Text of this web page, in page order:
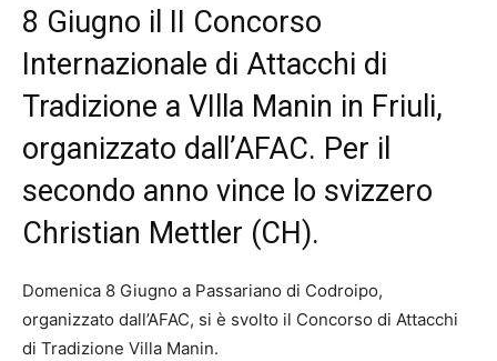
8 Giugno il II Concorso
Internazionale di Attacchi di
Tradizione a VIlla Manin in Friuli,
organizzato dall’AFAC. Per il
secondo anno vince lo svizzero
Christian Mettler (CH).
Domenica 8 Giugno a Passariano di Codroipo,
organizzato dall’AFAC, si è svolto il Concorso di Attacchi
di Tradizione Villa Manin.